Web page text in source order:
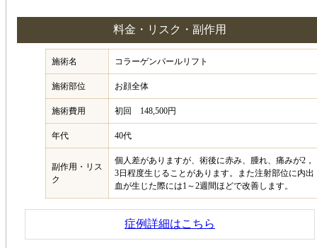
料金・リスク・副作用
施術名 コラーゲンパールリフト
施術部位 お顔全体
施術費用 初回 148,500円
年代 40代
副作用・リス
ク
個人差がありますが、術後に赤み、腫れ、痛みが2，
3日程度生じることがあります。また注射部位に内出
血が生じた際には1～2週間ほどで改善します。
症例詳細はこちら